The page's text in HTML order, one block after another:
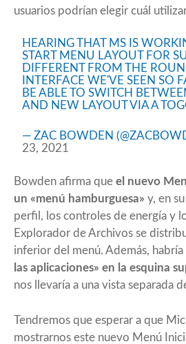
usuarios podrían elegir cuál
HEARING THAT MS IS
START MENU LAYOUT FOR
DIFFERENT FROM THE
INTERFACE WE'VE SEEN SO
BE ABLE TO SWITCH
AND NEW LAYOUT VIA A
— ZAC BOWDEN
23, 2021
Bowden afirma que el nuevo
un «menú hamburguesa» y, en
perfil, los controles de energía y
Explorador de Archivos se
inferior del menú. Además, habría
las aplicaciones» en la esquina
nos llevaría a una vista separada
Tendremos que esperar a que
mostrarnos este nuevo Menú